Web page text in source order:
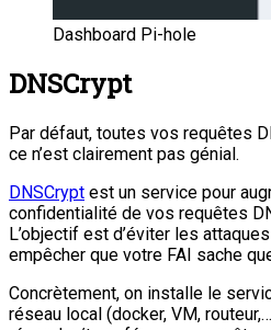
Dashboard Pi-hole
DNSCrypt
Par défaut, toutes vos requêtes
ce n’est clairement pas génial.
DNSCrypt est un service pour
confidentialité de vos requêtes
L’objectif est d’éviter les
empêcher que votre FAI sache
Concrètement, on installe le
réseau local (docker, VM,